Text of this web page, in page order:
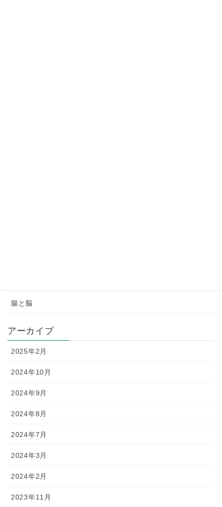
腸と脳
アーカイブ
2025年2月
2024年10月
2024年9月
2024年8月
2024年7月
2024年3月
2024年2月
2023年11月